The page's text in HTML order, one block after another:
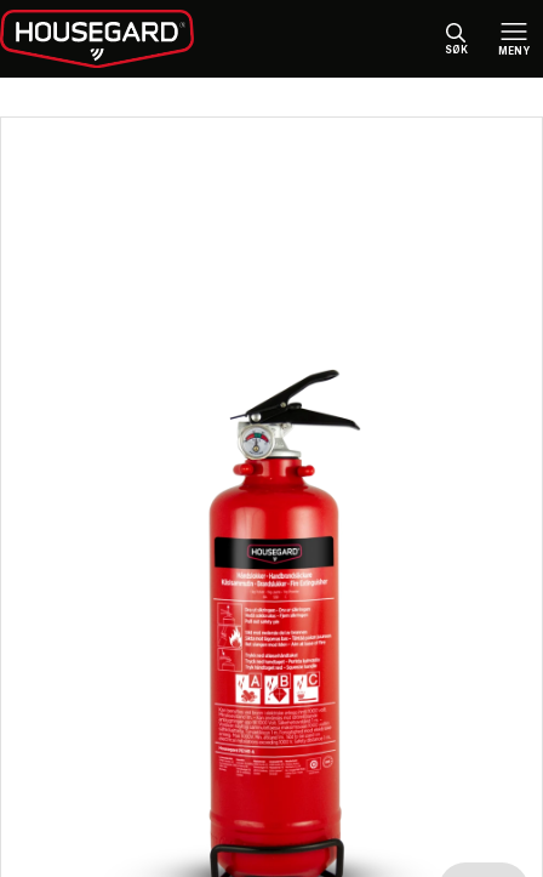
MENY
SØK